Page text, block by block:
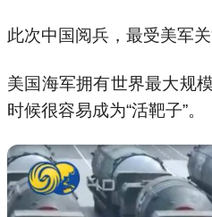
此次中国阅兵，最受美军
美国海军拥有世界最大规
时候很容易成为“活靶子”。